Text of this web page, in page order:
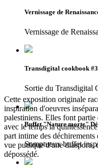
Vernissage de
Vernissage de
Transdigital cookbook #3
Sortie du Transdigital
Buffet "Nature morte"
Somptueux buffet
Cette exposition originale
inspiration d'oeuvres
palestiniens. Elles font
avec le temps la
part intime des
vue pudique d'une diaspora,
dépossédé.